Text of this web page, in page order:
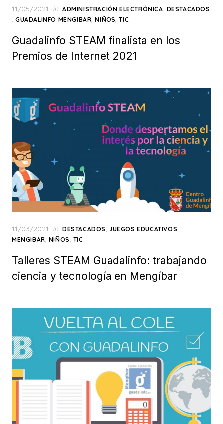
Posted
on
11/05/2021 in ADMINISTRACIÓN ELECTRÓNICA, DESTACADOS
, GUADALINFO MENGIBAR,NIÑOS,TIC
Guadalinfo STEAM finalista en los
Premios de Internet 2021
Posted
on
11/03/2021 in DESTACADOS, JUEGOS EDUCATIVOS,
MENGIBAR, NIÑOS, TIC
Talleres STEAM Guadalinfo: trabajando
ciencia y tecnología en Mengíbar